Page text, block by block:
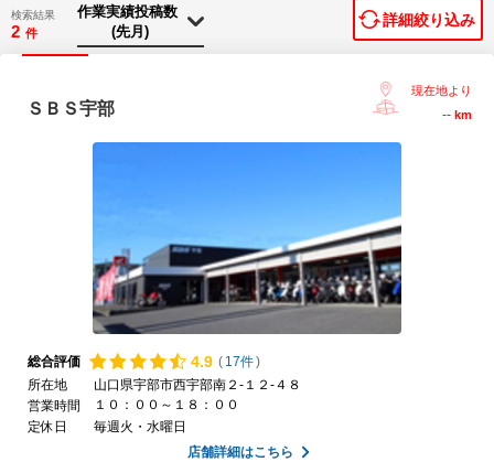
検索結果
2 件
詳細絞り込み
ＳＢＳ宇部
現在地より
-- km
総合評価 4.9 ( 17件)
所在地
山口県宇部市西宇部南２-１２-４８
営業時間
１０：００～１８：００
定休日
毎週火・水曜日
店舗詳細はこちら